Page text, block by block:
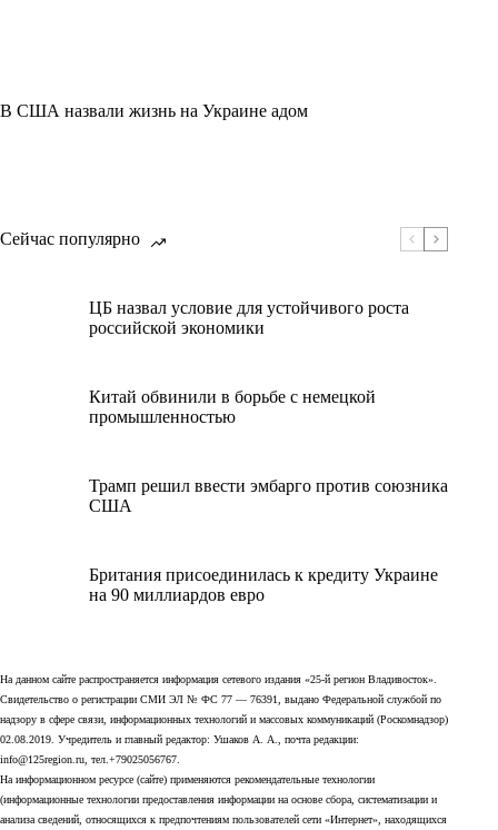
В США назвали жизнь на Украине адом
Сейчас популярно
ЦБ назвал условие для устойчивого роста
российской экономики
Китай обвинили в борьбе с немецкой
промышленностью
Трамп решил ввести эмбарго против союзника
США
Британия присоединилась к кредиту Украине
на 90 миллиардов евро
На данном сайте распространяется информация сетевого издания «25-й регион Владивосток».
Свидетельство о регистрации СМИ ЭЛ № ФС 77 — 76391, выдано Федеральной службой по
надзору в сфере связи, информационных технологий и массовых коммуникаций (Роскомнадзор)
02.08.2019. Учредитель и главный редактор: Ушаков А. А., почта редакции:
info@125region.ru, тел.+79025056767.
На информационном ресурсе (сайте) применяются рекомендательные технологии
(информационные технологии предоставления информации на основе сбора, систематизации и
анализа сведений, относящихся к предпочтениям пользователей сети «Интернет», находящихся